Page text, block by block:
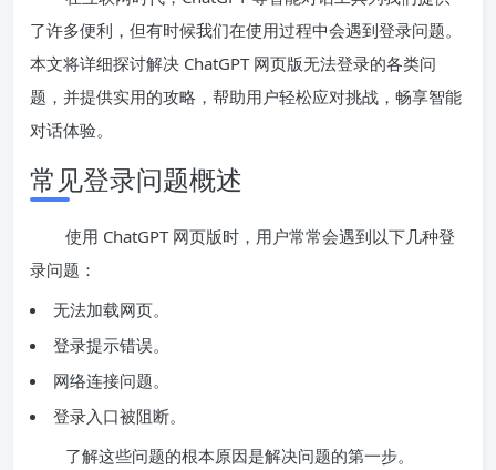
了许多便利，但有时候我们在使用过程中会遇到登录问题。
本文将详细探讨解决 ChatGPT 网页版无法登录的各类问
题，并提供实用的攻略，帮助用户轻松应对挑战，畅享智能
对话体验。
常见登录问题概述
使用 ChatGPT 网页版时，用户常常会遇到以下几种登
录问题：
无法加载网页。
登录提示错误。
网络连接问题。
登录入口被阻断。
了解这些问题的根本原因是解决问题的第一步。